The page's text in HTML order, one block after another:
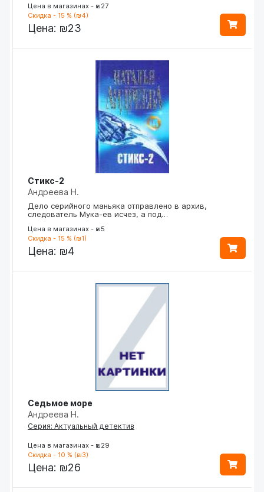
Цена в магазинах - ₪27
Скидка - 15 % (₪4)
Цена: ₪23
Стикс-2
Андреева Н.
Дело серийного маньяка отправлено в архив,
следователь Мука-ев исчез, а под…
Цена в магазинах - ₪5
Скидка - 15 % (₪1)
Цена: ₪4
Седьмое море
Андреева Н.
Серия: Актуальный детектив
Цена в магазинах - ₪29
Скидка - 10 % (₪3)
Цена: ₪26